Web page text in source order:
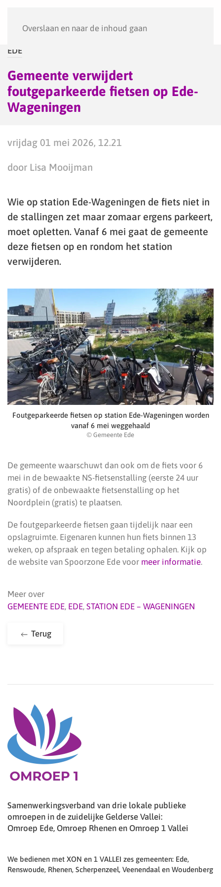
Overslaan en naar de inhoud gaan
EDE
Gemeente verwijdert
foutgeparkeerde fietsen op Ede-
Wageningen
vrijdag 01 mei 2026, 12.21
door Lisa Mooijman
Wie op station Ede-Wageningen de fiets niet in
de stallingen zet maar zomaar ergens parkeert,
moet opletten. Vanaf 6 mei gaat de gemeente
deze fietsen op en rondom het station
verwijderen.
Foutgeparkeerde fietsen op station Ede-Wageningen worden
vanaf 6 mei weggehaald
© Gemeente Ede
De gemeente waarschuwt dan ook om de fiets voor 6
mei in de bewaakte NS-fietsenstalling (eerste 24 uur
gratis) of de onbewaakte fietsenstalling op het
Noordplein (gratis) te plaatsen.
De foutgeparkeerde fietsen gaan tijdelijk naar een
opslagruimte. Eigenaren kunnen hun fiets binnen 13
weken, op afspraak en tegen betaling ophalen. Kijk op
de website van Spoorzone Ede voor meer informatie.
Meer over
GEMEENTE EDE, EDE, STATION EDE – WAGENINGEN
Terug
Samenwerkingsverband van drie lokale publieke
omroepen in de zuidelijke Gelderse Vallei:
Omroep Ede, Omroep Rhenen en Omroep 1 Vallei
We bedienen met XON en 1 VALLEI zes gemeenten: Ede,
Renswoude, Rhenen, Scherpenzeel, Veenendaal en Woudenberg